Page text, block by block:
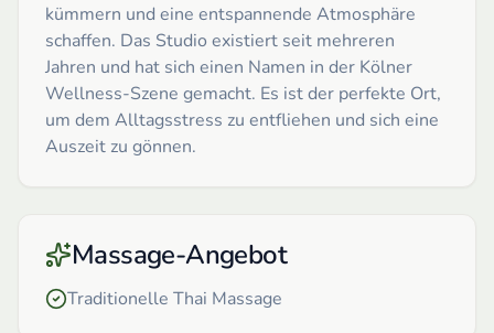
kümmern und eine entspannende Atmosphäre
schaffen. Das Studio existiert seit mehreren
Jahren und hat sich einen Namen in der Kölner
Wellness-Szene gemacht. Es ist der perfekte Ort,
um dem Alltagsstress zu entfliehen und sich eine
Auszeit zu gönnen.
Massage-Angebot
Traditionelle Thai Massage